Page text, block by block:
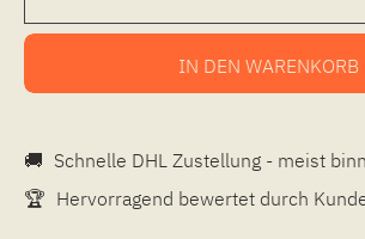
IN DEN WARENKORB
🚚 Schnelle DHL Zustellung - meist
🏆 Hervorragend bewertet durch